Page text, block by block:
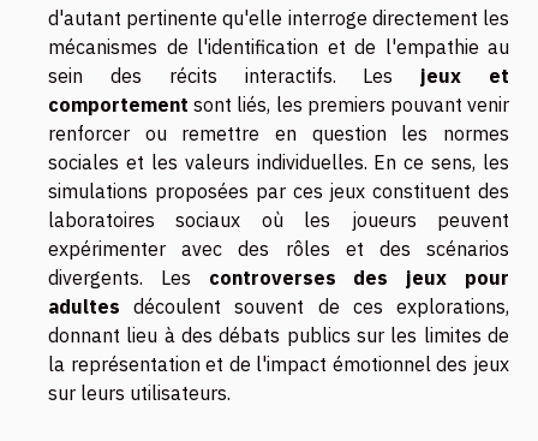
d'autant pertinente qu'elle interroge directement les
mécanismes de l'identification et de l'empathie au
sein des récits interactifs. Les jeux et
comportement sont liés, les premiers pouvant venir
renforcer ou remettre en question les normes
sociales et les valeurs individuelles. En ce sens, les
simulations proposées par ces jeux constituent des
laboratoires sociaux où les joueurs peuvent
expérimenter avec des rôles et des scénarios
divergents. Les controverses des jeux pour
adultes découlent souvent de ces explorations,
donnant lieu à des débats publics sur les limites de
la représentation et de l'impact émotionnel des jeux
sur leurs utilisateurs.